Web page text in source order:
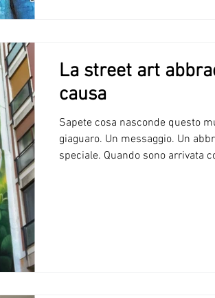
La street art
causa
Sapete cosa nasconde questo
giaguaro. Un messaggio. Un
speciale. Quando sono arrivata